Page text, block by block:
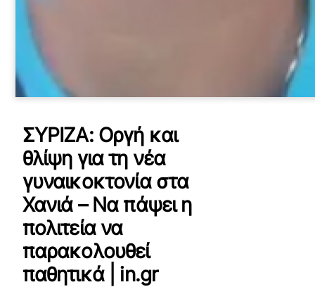
ΣΥΡΙΖΑ: Οργή και
θλίψη για τη νέα
γυναικοκτονία στα
Χανιά – Να πάψει η
πολιτεία να
παρακολουθεί
παθητικά | in.gr